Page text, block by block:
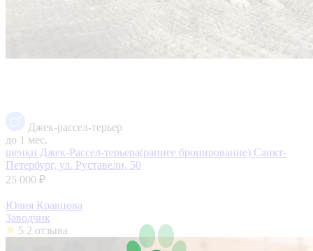
Джек-рассел-терьер
до 1 мес.
щенки Джек-Рассел-терьера(раннее бронирование) Санкт-
Петербург, ул. Руставели, 50
25 000 ₽
Юлия Кравцова
Заводчик
5 2 отзыва